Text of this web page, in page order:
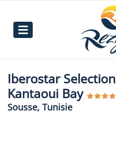
Iberostar Selection
Kantaoui Bay
Sousse, Tunisie